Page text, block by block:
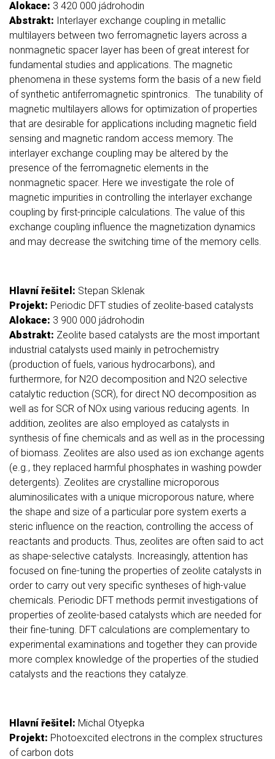
Alokace: 3 420 000 jádrohodin
Abstrakt: Interlayer exchange coupling in metallic
multilayers between two ferromagnetic layers across a
nonmagnetic spacer layer has been of great interest for
fundamental studies and applications. The magnetic
phenomena in these systems form the basis of a new field
of synthetic antiferromagnetic spintronics. The tunability of
magnetic multilayers allows for optimization of properties
that are desirable for applications including magnetic field
sensing and magnetic random access memory. The
interlayer exchange coupling may be altered by the
presence of the ferromagnetic elements in the
nonmagnetic spacer. Here we investigate the role of
magnetic impurities in controlling the interlayer exchange
coupling by first-principle calculations. The value of this
exchange coupling influence the magnetization dynamics
and may decrease the switching time of the memory cells.
Hlavní řešitel: Stepan Sklenak
Projekt: Periodic DFT studies of zeolite-based catalysts
Alokace: 3 900 000 jádrohodin
Abstrakt: Zeolite based catalysts are the most important
industrial catalysts used mainly in petrochemistry
(production of fuels, various hydrocarbons), and
furthermore, for N2O decomposition and N2O selective
catalytic reduction (SCR), for direct NO decomposition as
well as for SCR of NOx using various reducing agents. In
addition, zeolites are also employed as catalysts in
synthesis of fine chemicals and as well as in the processing
of biomass. Zeolites are also used as ion exchange agents
(e.g., they replaced harmful phosphates in washing powder
detergents). Zeolites are crystalline microporous
aluminosilicates with a unique microporous nature, where
the shape and size of a particular pore system exerts a
steric influence on the reaction, controlling the access of
reactants and products. Thus, zeolites are often said to act
as shape-selective catalysts. Increasingly, attention has
focused on fine-tuning the properties of zeolite catalysts in
order to carry out very specific syntheses of high-value
chemicals. Periodic DFT methods permit investigations of
properties of zeolite-based catalysts which are needed for
their fine-tuning. DFT calculations are complementary to
experimental examinations and together they can provide
more complex knowledge of the properties of the studied
catalysts and the reactions they catalyze.
Hlavní řešitel: Michal Otyepka
Projekt: Photoexcited electrons in the complex structures
of carbon dots